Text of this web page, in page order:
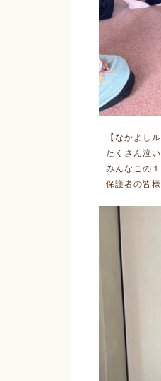
【なかよし
たくさん泣
みんなこの
保護者の皆